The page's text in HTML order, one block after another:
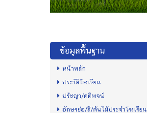
ข้อมูลพื้นฐาน
หน้าหลัก
ประวัติโรงเรียน
ปรัชญา/คติพจน์
อักษรย่อ/สี/ต้นไม้ประจำโรงเรียน